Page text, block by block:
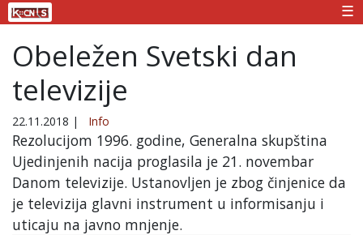
☰
Obeležen Svetski dan
televizije
22.11.2018 | Info
Rezolucijom 1996. godine, Generalna skupština
Ujedinjenih nacija proglasila je 21. novembar
Danom televizije. Ustanovljen je zbog činjenice da
je televizija glavni instrument u informisanju i
uticaju na javno mnjenje.